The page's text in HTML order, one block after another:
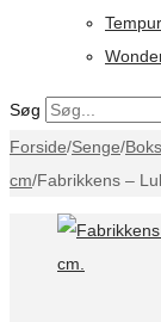
Tempur
Søg
Forside/Senge/
cm/Fabrikkens –